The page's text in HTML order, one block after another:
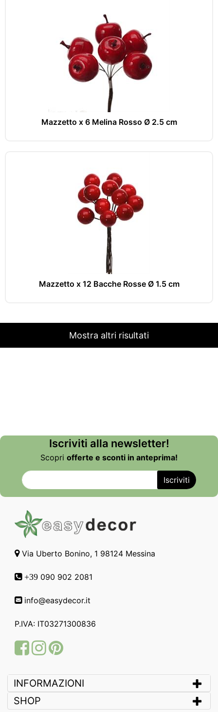
Mazzetto x 6 Melina Rosso Ø 2.5 cm
Mazzetto x 12 Bacche Rosse Ø 1.5 cm
Mostra altri risultati
Iscriviti alla newsletter!
Scopri offerte e sconti in anteprima!
Via Uberto Bonino, 1 98124 Messina
+39 090 902 2081
info@easydecor.it
P.IVA: IT03271300836
FacebookInstagram
Pinterest
INFORMAZIONI
SHOP